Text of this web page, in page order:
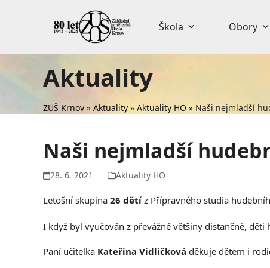
Škola Obory
Aktuality
ZUŠ Krnov » Aktuality » Aktuality HO » Naši nejmladší
Naši nejmladší
28. 6. 2021 Aktuality HO
Letošní skupina 26 dětí z Přípravného studia
I když byl vyučován z převážné většiny distančně,
Paní učitelka Kateřina Vidličková děkuje dětem i